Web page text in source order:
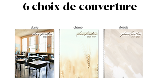
6 choix de couverture